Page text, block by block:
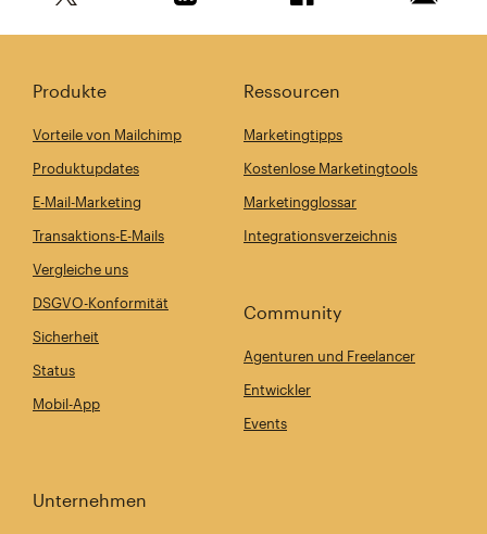
Produkte
Vorteile von Mailchimp
Produktupdates
E-Mail-Marketing
Transaktions-E-Mails
Vergleiche uns
DSGVO-Konformität
Sicherheit
Status
Mobil-App
Ressourcen
Marketingtipps
Kostenlose Marketingtools
Marketingglossar
Integrationsverzeichnis
Community
Agenturen und Freelancer
Entwickler
Events
Unternehmen